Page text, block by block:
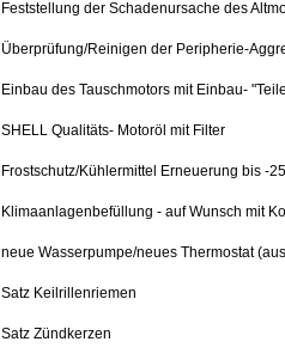
Feststellung der Schadenursache des
Überprüfung/Reinigen der Peripherie-
Einbau des Tauschmotors mit Einbau-
SHELL Qualitäts- Motoröl mit Filter
Frostschutz/Kühlermittel Erneuerung bis -
Klimaanlagenbefüllung - auf Wunsch mit
neue Wasserpumpe/neues Thermostat
Satz Keilrillenriemen
Satz Zündkerzen